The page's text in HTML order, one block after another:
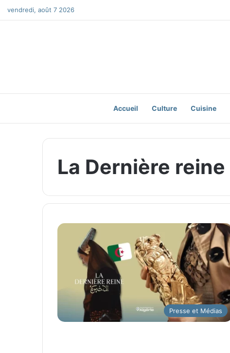
vendredi, août 7 2026
Accueil Culture Cuisine
La Dernière reine
Presse et Médias